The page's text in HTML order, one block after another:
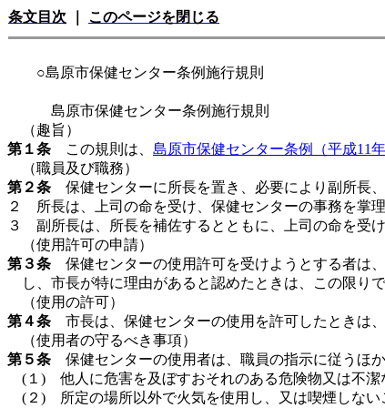
条文目次 このページを閉じる
○島原市保健センター条例施行規則
島原市保健センター条例施行規則
（趣旨）
第１条 この規則は、 島原市保健センター条例（平成11
（職員及び職務）
第２条 保健センターに所長を置き、必要により副所長
２ 所長は、上司の命を受け、保健センターの事務を掌
３ 副所長は、所長を補佐するとともに、上司の命を受
（使用許可の申請）
第３条 保健センターの使用許可を受けようとする者は
し、市長が特に理由があると認めたときは、この限りで
（使用の許可）
第４条 市長は、保健センターの使用を許可したときは
（使用者の守るべき事項）
第５条 保健センターの使用者は、職員の指示に従うほ
(１) 他人に危害を及ぼすおそれのある危険物又は不潔
(２) 所定の場所以外で火気を使用し、又は喫煙しない